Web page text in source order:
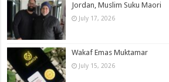
Jordan, Muslim Suku Maori
July 17, 2026
Wakaf Emas Muktamar
July 15, 2026